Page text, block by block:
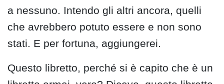
a nessuno. Intendo gli altri ancora, quelli
che avrebbero potuto essere e non sono
stati. E per fortuna, aggiungerei.
Questo libretto, perché si è capito che è un